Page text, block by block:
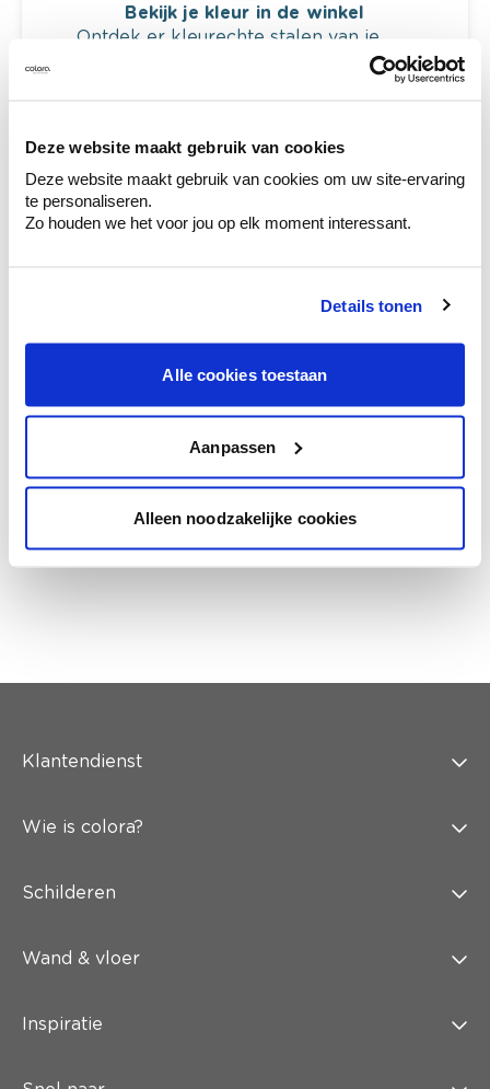
Deze website maakt gebruik van cookies
Deze website maakt gebruik van cookies om uw site-ervaring
te personaliseren.
Zo houden we het voor jou op elk moment interessant.
Details tonen
Alle cookies toestaan
Aanpassen
Alleen noodzakelijke cookies
Bekijk je kleur in de winkel
Ontdek er kleurechte stalen van je
Krijg persoonlijk advies om kleuren te
combineren.
Kleuradvies aan huis
en je meubels.
Krijg ineens een technologische check-up
van je muren.
Klantendienst
Wie is colora?
Schilderen
Wand & vloer
Inspiratie